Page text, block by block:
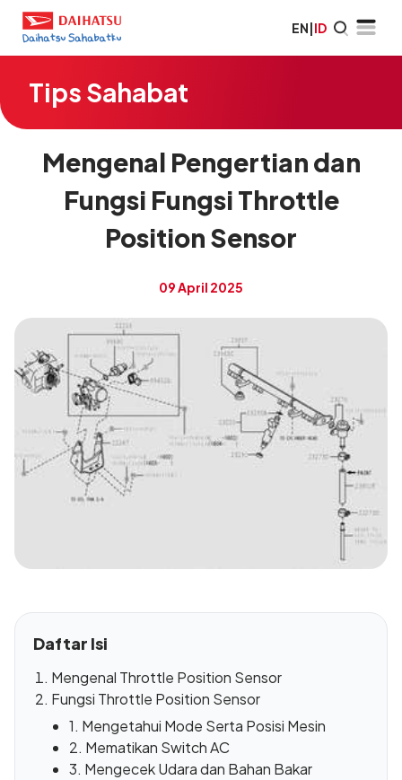
EN|ID
Tips Sahabat
Mengenal Pengertian dan
Fungsi Fungsi Throttle
Position Sensor
09 April 2025
Daftar Isi
Mengenal Throttle Position Sensor
Fungsi Throttle Position Sensor
1. Mengetahui Mode Serta Posisi Mesin
2. Mematikan Switch AC
3. Mengecek Udara dan Bahan Bakar